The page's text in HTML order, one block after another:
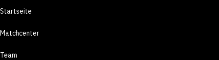
Startseite
Matchcenter
Team